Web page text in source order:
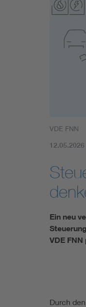
AI
VDE FNN
12.05.2026
Ein neu
VDE
Durch